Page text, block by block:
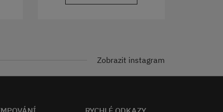
Zobrazit instagram